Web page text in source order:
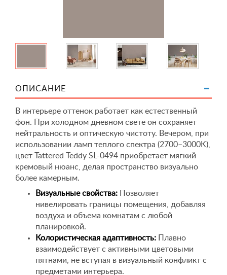
ОПИСАНИЕ
В интерьере оттенок работает как естественный
фон. При холодном дневном свете он сохраняет
нейтральность и оптическую чистоту. Вечером, при
использовании ламп теплого спектра (2700–3000K),
цвет Tattered Teddy SL-0494 приобретает мягкий
кремовый нюанс, делая пространство визуально
более камерным.
Визуальные свойства: Позволяет
нивелировать границы помещения, добавляя
воздуха и объема комнатам с любой
планировкой.
Колористическая адаптивность: Плавно
взаимодействует с активными цветовыми
пятнами, не вступая в визуальный конфликт с
предметами интерьера.